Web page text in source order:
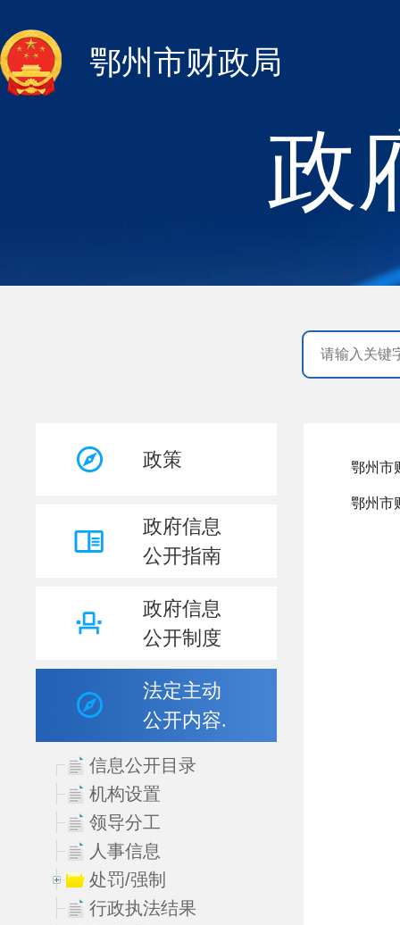
政
鄂州市财政局
政策
政府信息
公开指南
政府信息
公开制度
法定主动
公开内容.
信息公开目录
机构设置
领导分工
人事信息
处罚/强制
行政执法结果